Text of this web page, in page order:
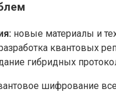
новые материалы и
квантовых
гибридных
шифрование